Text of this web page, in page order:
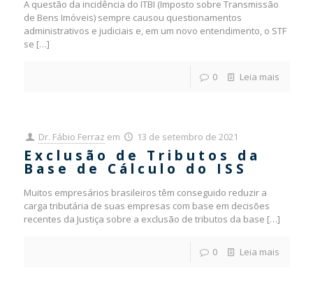
A questão da incidência do ITBI (Imposto sobre Transmissão
de Bens Imóveis) sempre causou questionamentos
administrativos e judiciais e, em um novo entendimento, o STF
se […]
0 Leia mais
Dr. Fábio Ferraz em 13 de setembro de 2021
Exclusão de Tributos da
Base de Cálculo do ISS
Muitos empresários brasileiros têm conseguido reduzir a
carga tributária de suas empresas com base em decisões
recentes da Justiça sobre a exclusão de tributos da base […]
0 Leia mais